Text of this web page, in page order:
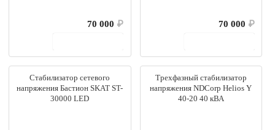
70 000 ₽
70 000 ₽
Стабилизатор сетевого
напряжения Бастион SKAT ST-
30000 LED
Трехфазный стабилизатор
напряжения NDCorp Helios Y
40-20 40 кВА